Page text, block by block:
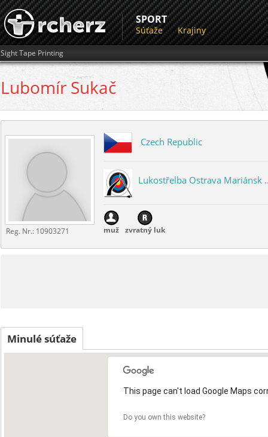
SPORT
Súťaže Krajiny
Sight Tape Printing
Lubomír Sukač
Reg. Nr.: 10903271
Czech Republic
Lukostřelba Ostrava Mariánsk
muž zvratný luk
Minulé súťaže
This page can't load Google Maps
Do you own this website?